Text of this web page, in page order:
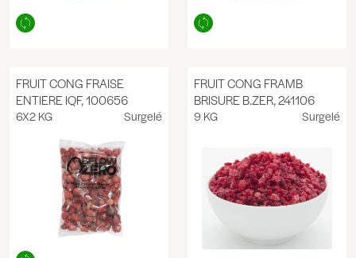
FRUIT CONG FRAISE
ENTIERE IQF, 100656
6X2 KG Surgelé
FRUIT CONG FRAMB
BRISURE B.ZER, 241106
9 KG Surgelé